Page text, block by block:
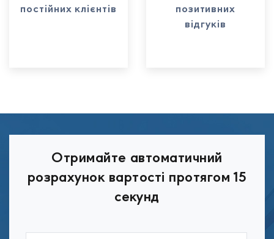
постійних клієнтів
позитивних
відгуків
Отримайте автоматичний
розрахунок вартості протягом 15
секунд